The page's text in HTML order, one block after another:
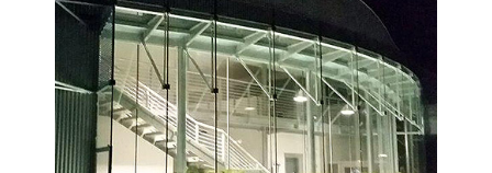
VISUALIZZA